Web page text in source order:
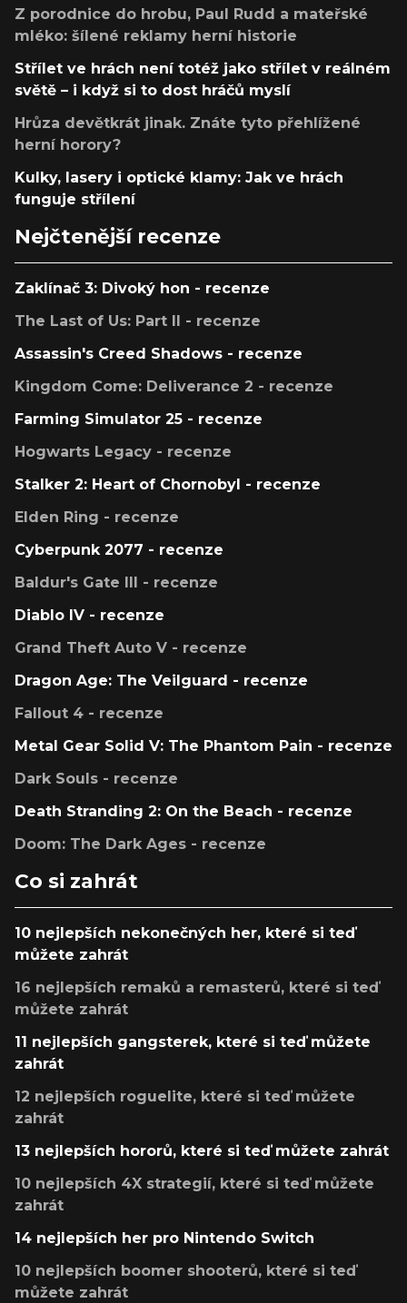
Z porodnice do hrobu, Paul Rudd a mateřské
mléko: šílené reklamy herní historie
Střílet ve hrách není totéž jako střílet v reálném
světě – i když si to dost hráčů myslí
Hrůza devětkrát jinak. Znáte tyto přehlížené
herní horory?
Kulky, lasery i optické klamy: Jak ve hrách
funguje střílení
Nejčtenější recenze
Zaklínač 3: Divoký hon - recenze
The Last of Us: Part II - recenze
Assassin's Creed Shadows - recenze
Kingdom Come: Deliverance 2 - recenze
Farming Simulator 25 - recenze
Hogwarts Legacy - recenze
Stalker 2: Heart of Chornobyl - recenze
Elden Ring - recenze
Cyberpunk 2077 - recenze
Baldur's Gate III - recenze
Diablo IV - recenze
Grand Theft Auto V - recenze
Dragon Age: The Veilguard - recenze
Fallout 4 - recenze
Metal Gear Solid V: The Phantom Pain - recenze
Dark Souls - recenze
Death Stranding 2: On the Beach - recenze
Doom: The Dark Ages - recenze
Co si zahrát
10 nejlepších nekonečných her, které si teď
můžete zahrát
16 nejlepších remaků a remasterů, které si teď
můžete zahrát
11 nejlepších gangsterek, které si teď můžete
zahrát
12 nejlepších roguelite, které si teď můžete
zahrát
13 nejlepších hororů, které si teď můžete zahrát
10 nejlepších 4X strategií, které si teď můžete
zahrát
14 nejlepších her pro Nintendo Switch
10 nejlepších boomer shooterů, které si teď
můžete zahrát